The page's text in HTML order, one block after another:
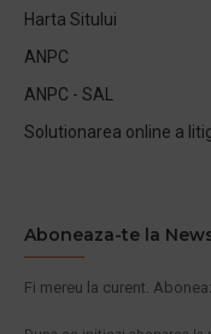
Harta Sitului
ANPC
ANPC - SAL
Solutionarea online a
Aboneaza-te la
Fi mereu la curent.